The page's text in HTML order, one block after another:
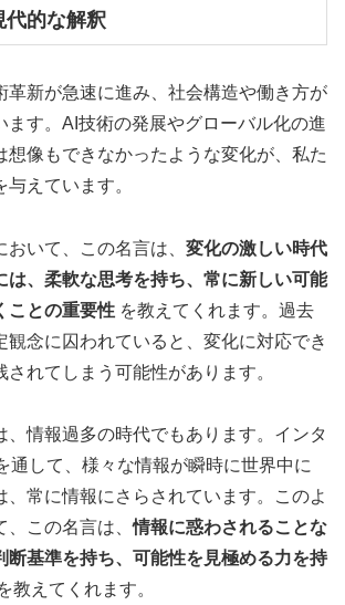
代的な解釈
革新が急速に進み、社会構造や働き方が
ます。AI技術の発展やグローバル化の進
想像もできなかったような変化が、私た
えています。
いて、この名言は、 変化の激しい時代
は、柔軟な思考を持ち、常に新しい可能
ことの重要性 を教えてくれます。過去
観念に囚われていると、変化に対応でき
れてしまう可能性があります。
、情報過多の時代でもあります。インタ
通して、様々な情報が瞬時に世界中に
、常に情報にさらされています。このよ
、この名言は、情報に惑わされることな
断基準を持ち、可能性を見極める力を持
教えてくれます。